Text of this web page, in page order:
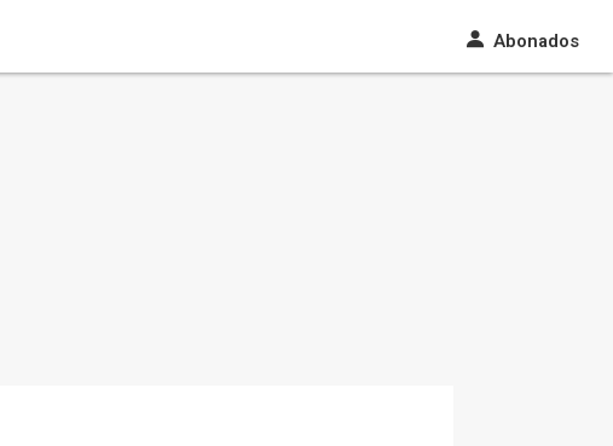
Abonados